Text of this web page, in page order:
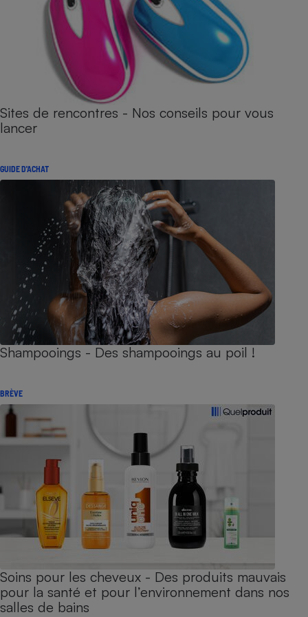
Sites de rencontres - Nos conseils pour vous
lancer
GUIDE D'ACHAT
Shampooings - Des shampooings au poil !
BRÈVE
Soins pour les cheveux - Des produits mauvais
pour la santé et pour l’environnement dans nos
salles de bains